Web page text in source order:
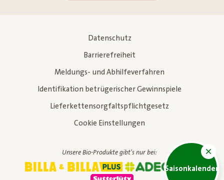
Saisonkalender
Datenschutz
Barrierefreiheit
Meldungs- und Abhilfeverfahren
Identifikation betrügerischer Gewinnspiele
Lieferkettensorgfaltspflichtgesetz
Cookie Einstellungen
Unsere Bio-Produkte gibt's nur bei: